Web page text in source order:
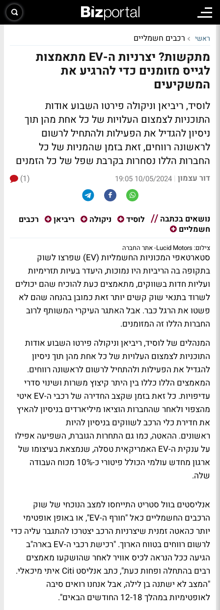
ראשי רכבים חשמליים
מתקשות? יצרניות ה-EV מתאמצות
לגייס מזומנים כדי להרגיע את
המשקיעים
לוסיד, ריביאן וניקולה פירטו השבוע אודות
התוכניות לצמצום העלויות של כל אחת מהן תוך
ניסיון להגדיל את הפעילות ולהתחיל לרשום
לראשונה רווחים, זאת בזמן שהמניות של כל
החברות הללו נסחרות בקרבת שפל של כל הזמנים
דור עצמון |
10/05/2024 19:05
(1)
נושאים בכתבה לוסיד ניקולה ריביאן
רכבים
חשמליים
צילום: Lucid Motors- אתר החברה
סטארטאפי המכוניות החשמליות (EV) שפרצו לשוק
בתקופה בה הריביות היו נמוכות, היעדר בעיות תזרימיות
ועליות חדות בשווקים, מתאמצים כעת להוכיח שהם יכולים
לשרוד בתנאי שוק קשים יותר זאת כמובן בהנחה שהם לא
פשטו את הרגל כבר. אבל האתגר העיקרי המשותף לרוב
החברות הללו זה המזומנים.
המנהלים של לוסיד, ריביאן וניקולה פירטו השבוע אודות
התוכניות לצמצום העלויות של כל אחת מהן תוך ניסיון
להגדיל את הפעילות ולהתחיל לרשום לראשונה רווחים.
המאמצים הללו כללו בין היתר קיצוץ משרות ושינוי סדרי
עדיפויות. כל זאת בזמן שקצב החדירה של רכבי ה-EV איטי
מהצפוי ולאחר שהחברות הוציאו מיליארדים בניסיון להאיץ
את חדירת כלי הרכב לשווקים בניסיון להיות
ראשונים. ההאטה, כמו גם התחרות הגוברת, השפיעה אפילו
על ענקית ה-EV האמריקאית טסלה, שנמצאת בעיצומו של
ארגון מחדש עולמי הכולל פיטורי כ-10% מכוח העבודה
שלה.
אנליסטים בוול סטריט התייחסו למצב הנוכחי של שוק
הרכבים החשמליים כאל "חורף ה-EV", או באופן אופטימי
יותר כהאטה זמנית שיצרניות הרכב יצטרכו להתגבר עליה כדי
לרשום רווחים בטווח הארוך. "רכישת רכבי ה-EV בארה"ב
הגיעה ככל הנראה לכיס אוויר לאחר שהושקעו מאמצים
רבים בהתחלה ופחות כעת", כתב אנליסט Citi איתי מיכאלי.
"המצב לא ישתנה בן לילה, אבל אנחנו רואים סיבה
לאופטימיות במהלך 12-18 החודשים הבאים".